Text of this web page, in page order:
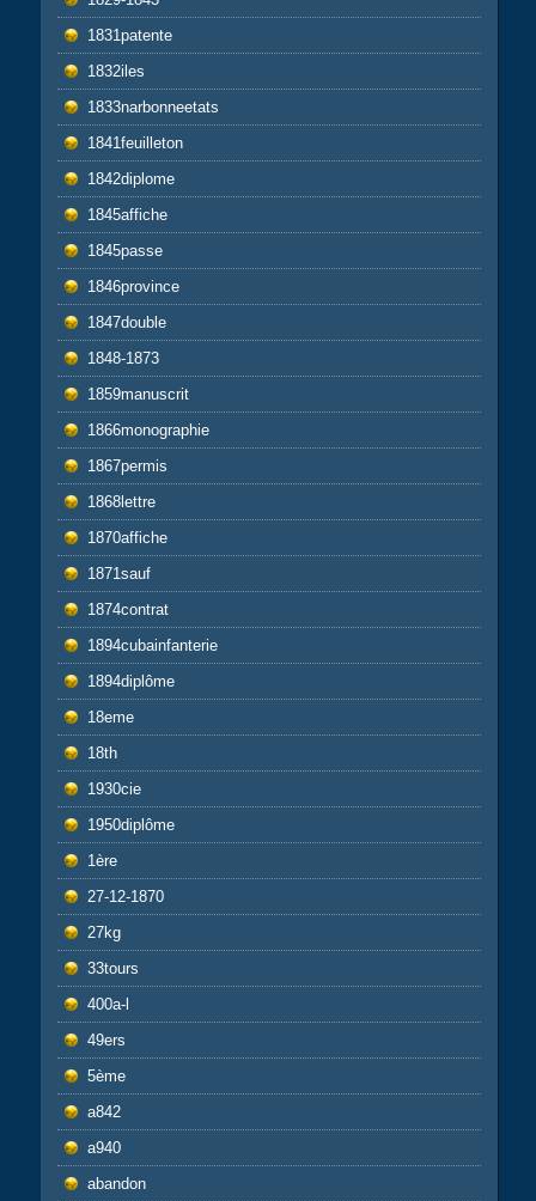
1831patente
1832iles
1833narbonneetats
1841feuilleton
1842diplome
1845affiche
1845passe
1846province
1847double
1848-1873
1859manuscrit
1866monographie
1867permis
1868lettre
1870affiche
1871sauf
1874contrat
1894cubainfanterie
1894diplôme
18eme
18th
1930cie
1950diplôme
1ère
27-12-1870
27kg
33tours
400a-l
49ers
5ème
a842
a940
abandon